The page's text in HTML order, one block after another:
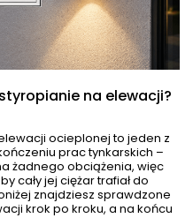
na elewacji?
ocieplonej to jeden z
prac tynkarskich –
żadnego obciążenia, więc
cały jej ciężar trafiał do
znajdziesz sprawdzone
krok po kroku, a na końcu